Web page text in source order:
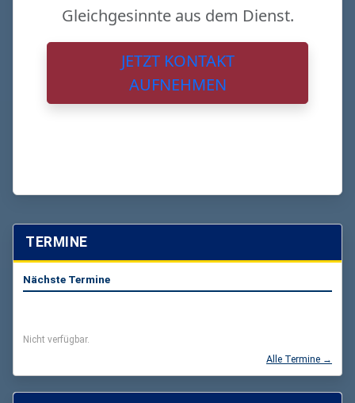
TERMINE
Nächste Termine
Nicht verfügbar.
Alle Termine →
Gleichgesinnte aus dem Dienst.
JETZT KONTAKT
AUFNEHMEN